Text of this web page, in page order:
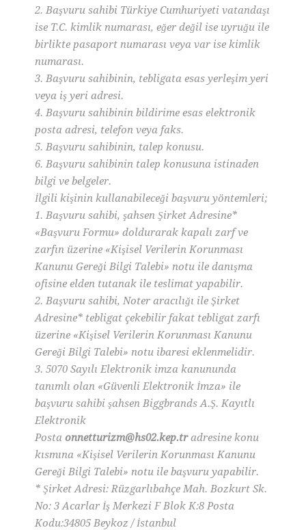
2. Başvuru sahibi Türkiye Cumhuriyeti vatandaşı
ise T.C. kimlik numarası, eğer değil ise uyruğu ile
birlikte pasaport numarası veya var ise kimlik
numarası.
3. Başvuru sahibinin, tebligata esas yerleşim yeri
veya iş yeri adresi.
4. Başvuru sahibinin bildirime esas elektronik
posta adresi, telefon veya faks.
5. Başvuru sahibinin, talep konusu.
6. Başvuru sahibinin talep konusuna istinaden
bilgi ve belgeler.
İlgili kişinin kullanabileceği başvuru yöntemleri;
1. Başvuru sahibi, şahsen Şirket Adresine*
«Başvuru Formu» doldurarak kapalı zarf ve
zarfın üzerine «Kişisel Verilerin Korunması
Kanunu Gereği Bilgi Talebi» notu ile danışma
ofisine elden tutanak ile teslimat yapabilir.
2. Başvuru sahibi, Noter aracılığı ile Şirket
Adresine* tebligat çekebilir fakat tebligat zarfı
üzerine «Kişisel Verilerin Korunması Kanunu
Gereği Bilgi Talebi» notu ibaresi eklenmelidir.
3. 5070 Sayılı Elektronik imza kanununda
tanımlı olan «Güvenli Elektronik İmza» ile
başvuru sahibi şahsen Biggbrands A.Ş. Kayıtlı
Elektronik
Postaonnetturizm@hs02.kep.tradresine konu
kısmına «Kişisel Verilerin Korunması Kanunu
Gereği Bilgi Talebi» notu ile başvuru yapabilir.
* Şirket Adresi: Rüzgarlıbahçe Mah. Bozkurt Sk.
No: 3 Acarlar İş Merkezi F Blok K:8 Posta
Kodu:34805 Beykoz / İstanbul